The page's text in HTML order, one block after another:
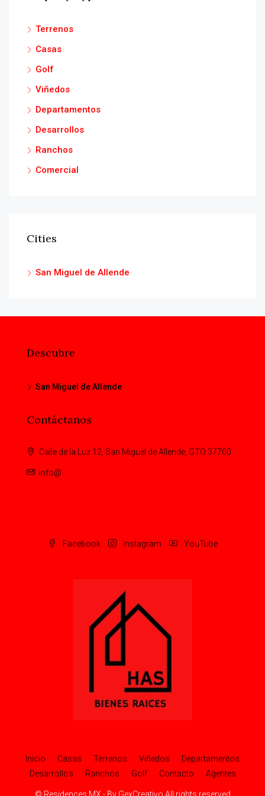
Terrenos
Casas
Golf
Viñedos
Departamentos
Desarrollos
Ranchos
Comercial
Cities
San Miguel de Allende
Descubre
San Miguel de Allende
Contáctanos
Calle de la Luz 12, San Miguel de Allende, GTO 37700
info@
Facebook Instagram YouTube
Inicio Casas Terrenos Viñedos
Departamentos
Desarrollos
Ranchos Golf Contacto Agentes